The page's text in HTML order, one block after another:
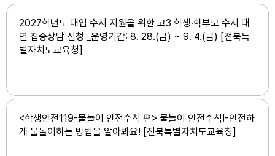
2027학년도 대입 수시 지원을 위한 고3 학생·학부모 수시 대
면 집중상담 신청 _운영기간: 8. 28.(금) ~ 9. 4.(금) [전북특
별자치도교육청]
<학생안전119-물놀이 안전수칙 편> 물놀이 안전수칙!-안전하
게 물놀이하는 방법을 알아봐요! [전북특별자치도교육청]